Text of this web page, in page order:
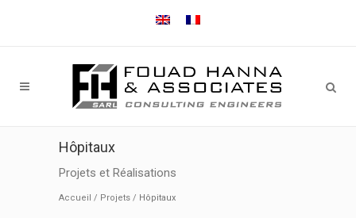
Hôpitaux
Projets et Réalisations
Accueil / Projets / Hôpitaux